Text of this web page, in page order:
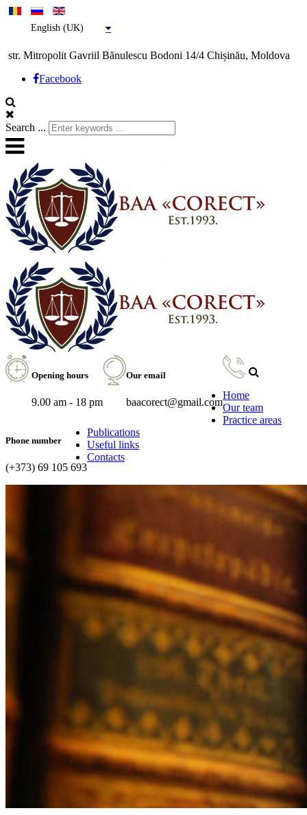
English (UK)
str. Mitropolit Gavriil Bănulescu Bodoni 14/4 Chișinău, Moldova
Facebook
Search ...
Opening hours
9.00 am - 18 pm
Our email
baacorect@gmail.com
Phone number
(+373) 69 105 693
Home
Our team
Practice areas
Publications
Useful links
Contacts